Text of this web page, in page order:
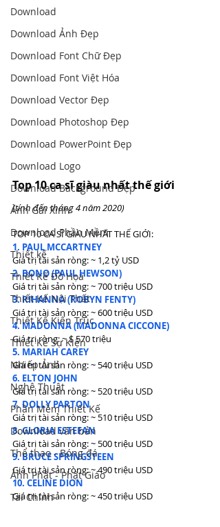
Download
Download Ảnh Đẹp
Download Font Chữ Đẹp
Download Font Việt Hóa
Download Vector Đẹp
Download Photoshop Đẹp
Download PowerPoint Đẹp
Download Logo
Download Background Đẹp
Ảnh Gái Xinh
Download Phần Mềm
Thiết kế
Thiết Kế Đồ Họa
Thiết Kế Nội Thất
Thiết Kế Kiến Trúc
Thiết Kế Sự Kiện
Nhiếp Ảnh
Nghệ Thuật
Phần Mềm Thiết Kế
Download văn bản
Thể thao - Bóng đá
Ảnh Phật - Phật Giáo
Tài Chính
Top 10 ca sĩ giàu nhất thế giới
(tính đến tháng 4 năm 2020)
TOP 10 CA SĨ GIÀU NHẤT THẾ GIỚI:
1. PAUL MCCARTNEY
Giá trị tài sản ròng: ~ 1,2 tỷ USD
2. BONO (PAUL HEWSON)
Giá trị tài sản ròng: ~ 700 triệu USD
3. RIHANNA (ROBYN FENTY)
Giá trị tài sản ròng: ~ 600 triệu USD
4. MADONNA (MADONNA CICCONE)
Giá trị ròng: ~ $ 570 triệu
5. MARIAH CAREY
Giá trị tài sản ròng: ~ 540 triệu USD
6. ELTON JOHN
Giá trị tài sản ròng: ~ 520 triệu USD
7. DOLLY PARTON
Giá trị tài sản ròng: ~ 510 triệu USD
8. GLORIA ESTEFAN
Giá trị tài sản ròng: ~ 500 triệu USD
9. BRUCE SPRINGSTEEN
Giá trị tài sản ròng: ~ 490 triệu USD
10. CELINE DION
Giá trị tài sản ròng: ~ 450 triệu USD